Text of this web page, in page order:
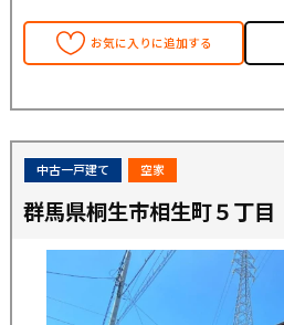
お気に入りに追加する
中古一戸建て 空家
群馬県桐生市相生町５丁目